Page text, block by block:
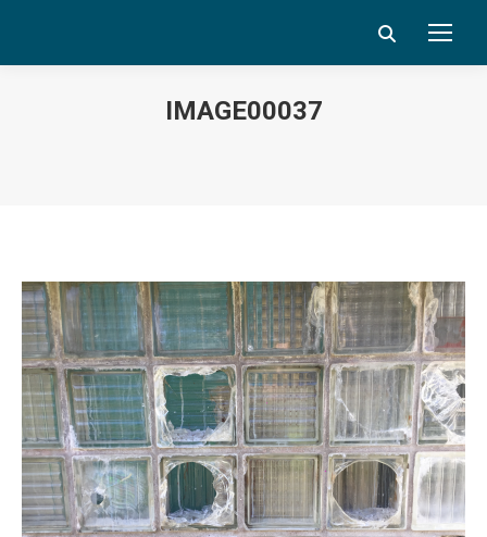
Search:
IMAGE00037